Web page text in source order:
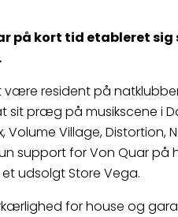
på kort tid etableret
være resident på
sit præg på musikscene i
Volume Village, Distortion,
support for Von Quar
udsolgt Store Vega.
for house og